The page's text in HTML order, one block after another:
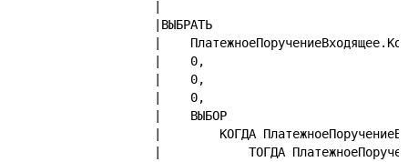
|ВЫБРАТЬ
|
|    0,
|    0,
|    0,
|    ВЫБОР
|        КОГДА
|            ТОГДА